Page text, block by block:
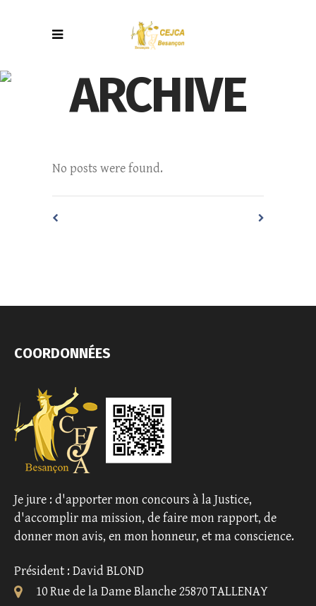
ARCHIVE
No posts were found.
COORDONNÉES
Je jure : d'apporter mon concours à la Justice,
d'accomplir ma mission, de faire mon rapport, de
donner mon avis, en mon honneur, et ma conscience.
Président : David BLOND
10 Rue de la Dame Blanche 25870 TALLENAY